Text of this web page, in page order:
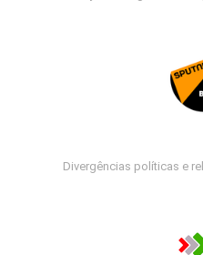
Divergências políticas e